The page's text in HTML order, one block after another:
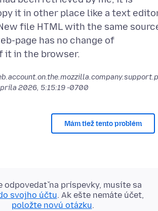
it in other place like a text
file HTML with the same
page has no change of
2026, 5:15:19 -0700
Mám tiež tento problém
odpovedať na príspevky, musíte sa
svojho účtu. Ak ešte nemáte účet,
položte novú otázku.